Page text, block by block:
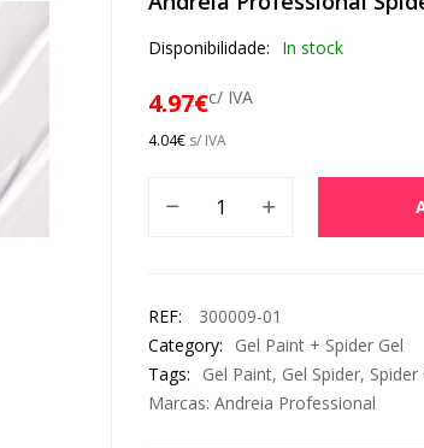
Disponibilidade: In stock
4.97€c/ IVA
4.04€ s/ IVA
REF:
300009-01
Category:
Gel Paint + Spider Gel
Tags:
Gel Paint, Gel Spider, Spider
Marcas: Andreia Professional